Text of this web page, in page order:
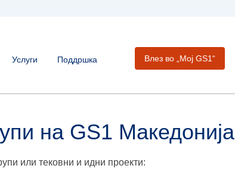
Услуги Поддршка Влез во „Moj GS1“
на GS1 Македонија
или тековни и идни проекти: